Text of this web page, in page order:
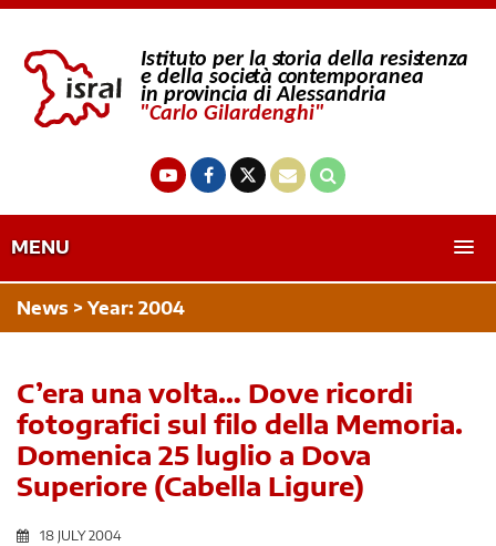
MENU
News > Year: 2004
C’era una volta… Dove ricordi
fotografici sul filo della Memoria.
Domenica 25 luglio a Dova
Superiore (Cabella Ligure)
18 JULY 2004